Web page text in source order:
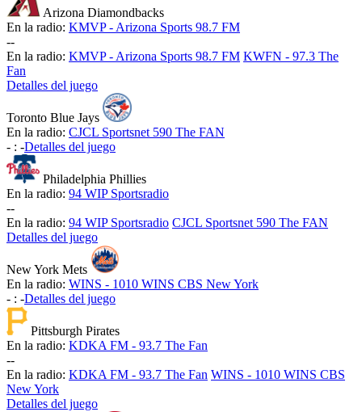
Arizona Diamondbacks
En la radio: KMVP - Arizona Sports 98.7 FM
--
En la radio: KMVP - Arizona Sports 98.7 FM KWFN - 97.3 The
Fan
Detalles del juego
Toronto Blue Jays
En la radio: CJCL Sportsnet 590 The FAN
- : -Detalles del juego
Philadelphia Phillies
En la radio: 94 WIP Sportsradio
--
En la radio: 94 WIP Sportsradio CJCL Sportsnet 590 The FAN
Detalles del juego
New York Mets
En la radio: WINS - 1010 WINS CBS New York
- : -Detalles del juego
Pittsburgh Pirates
En la radio: KDKA FM - 93.7 The Fan
--
En la radio: KDKA FM - 93.7 The Fan WINS - 1010 WINS CBS
New York
Detalles del juego